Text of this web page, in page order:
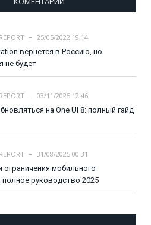
25/05/2022 19:14
вернется в Россию, но
не будет
03/11/2025 12:46
на One UI 8: полный гайд
31/08/2025 00:31
ограничения мобильного
полное руководство 2025